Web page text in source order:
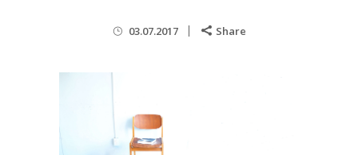
03.07.2017 Share